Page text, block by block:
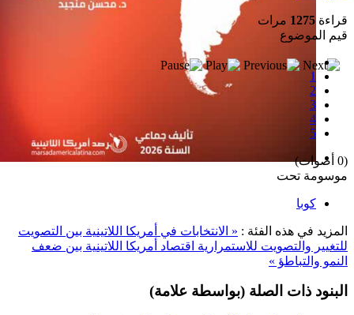
إصدار جديد
قراءة 1275 مرات
قيم الموضوع
1
2
3
4
5
(0 أصوات)
موسومة تحت
كوبا
المزيد في هذه الفئة : « الانتخابات في أمريكا اللاتينية بين التصويت
للتغيير والتصويت للاستمرارية اقتصاد أمريكا اللاتينية بين ضعف
النمو والتباطؤ »
البنود ذات الصلة (بواسطة علامة)